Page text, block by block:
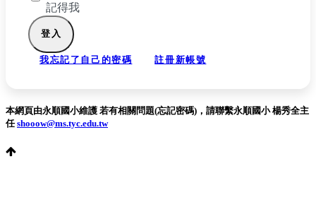
記得我
我忘記了自己的密碼 註冊新帳號
本網頁由永順國小維護 若有相關問題(忘記密碼)，請聯繫永順國小 楊秀全主
任shooow@ms.tyc.edu.tw